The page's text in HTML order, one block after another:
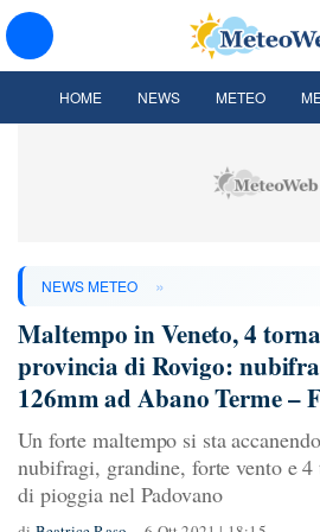
HOME NEWS METEO
NEWS METEO »
Maltempo in Veneto, 4
provincia di Rovigo:
126mm ad Abano Terme –
Un forte maltempo si sta
nubifragi, grandine, forte vento e
di pioggia nel Padovano